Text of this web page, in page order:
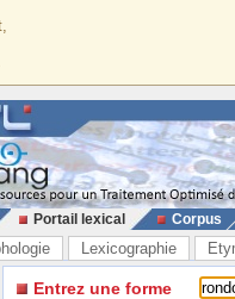
Portail lexical Corpus
Lexicographie
Entrez une forme